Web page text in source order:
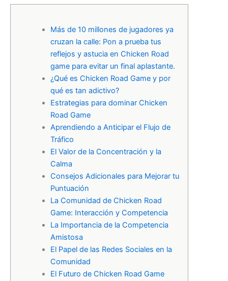
Más de 10 millones de jugadores ya
cruzan la calle: Pon a prueba tus
reflejos y astucia en Chicken Road
game para evitar un final aplastante.
¿Qué es Chicken Road Game y por
qué es tan adictivo?
Estrategias para dominar Chicken
Road Game
Aprendiendo a Anticipar el Flujo de
Tráfico
El Valor de la Concentración y la
Calma
Consejos Adicionales para Mejorar tu
Puntuación
La Comunidad de Chicken Road
Game: Interacción y Competencia
La Importancia de la Competencia
Amistosa
El Papel de las Redes Sociales en la
Comunidad
El Futuro de Chicken Road Game